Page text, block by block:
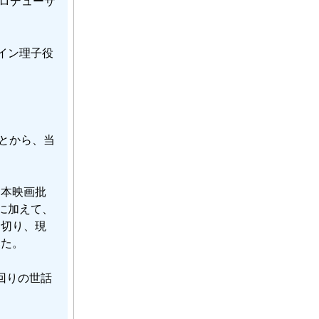
ン理子役
から、当
映画批
えて、
り、現
。
りの世話